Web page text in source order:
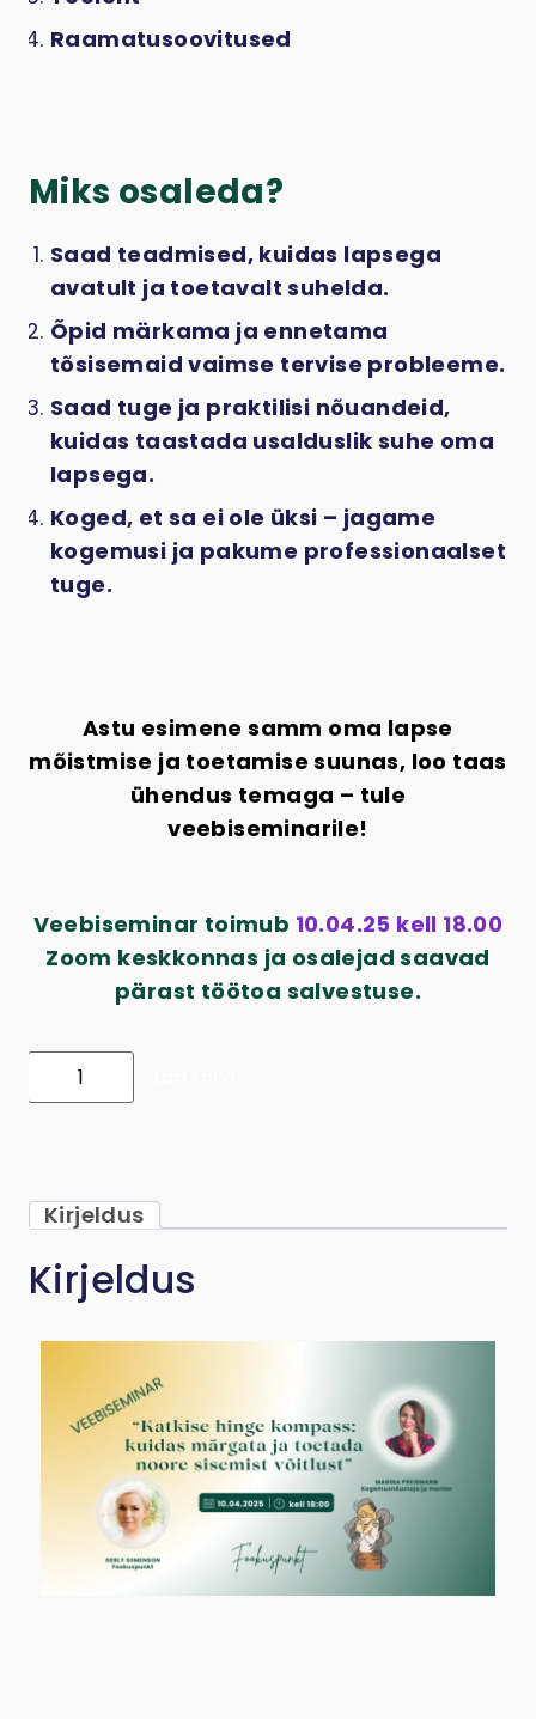
Raamatusoovitused
Miks osaleda?
Saad teadmised, kuidas lapsega
avatult ja toetavalt suhelda.
Õpid märkama ja ennetama
tõsisemaid vaimse tervise probleeme.
Saad tuge ja praktilisi nõuandeid,
kuidas taastada usalduslik suhe oma
lapsega.
Koged, et sa ei ole üksi – jagame
kogemusi ja pakume professionaalset
tuge.
Astu esimene samm oma lapse
mõistmise ja toetamise suunas, loo taas
ühendus temaga – tule
veebiseminarile!
Veebiseminar toimub 10.04.25 kell 18.00
Zoom keskkonnas ja osalejad saavad
pärast töötoa salvestuse.
Veebiseminar “Katkise hinge kompass:
Kirjeldus
Kirjeldus